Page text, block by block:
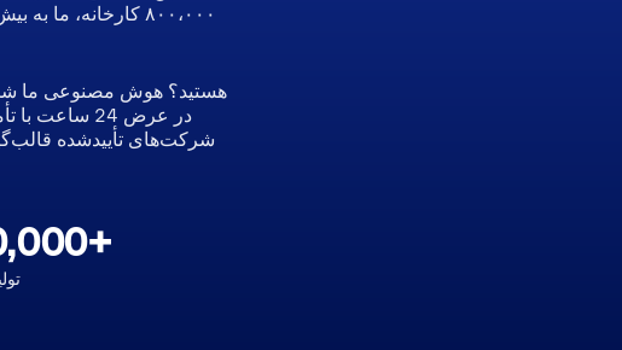
شرکت‌های تأییدشده